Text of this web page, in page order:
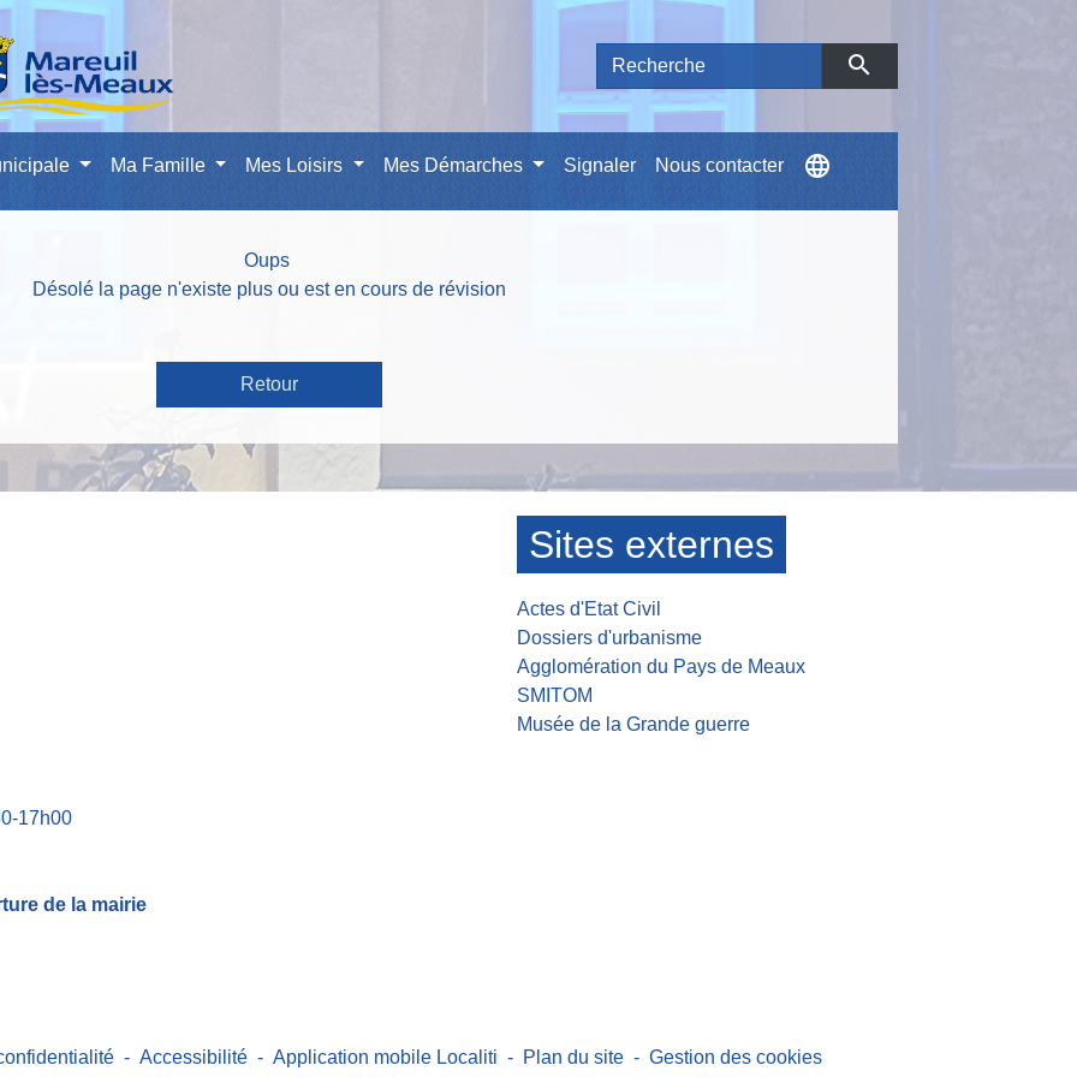
search
Ma Famille Mes Loisirs Mes Démarches Signaler Nous contacter language
Oups
Désolé la page n'existe plus ou est en cours de révision
Retour
17h00
de la mairie
Sites externes
Actes d'Etat Civil
Dossiers d'urbanisme
Agglomération du Pays de Meaux
SMITOM
Musée de la Grande guerre
- Accessibilité - Application mobile Localiti - Plan du site - Gestion des cookies